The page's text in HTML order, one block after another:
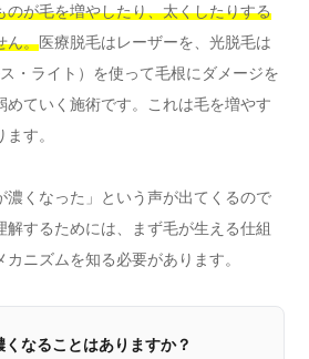
のが毛を増やしたり、太くしたりする
ん。医療脱毛はレーザーを、光脱毛は
・ライト）を使って毛根にダメージを
めていく施術です。これは毛を増やす
す。
濃くなった」という声が出てくるので
解するためには、まず毛が生える仕組
ニズムを知る必要があります。
なることはありますか？